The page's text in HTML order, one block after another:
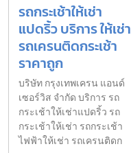
รถกระเช้าให้เช่า
แปดริ้ว บริการ ให้เช่า
รถเครนติดกระเช้า
ราคาถูก
บริษัท กรุงเทพเครน แอนด์
เซอร์วิส จำกัด บริการ รถ
กระเช้าให้เช่าแปดริ้ว รถ
กระเช้าให้เช่า รถกระเช้า
ไฟฟ้าให้เช่า รถเครนติดก